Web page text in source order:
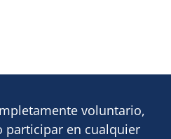
voluntario,
participar en cualquier